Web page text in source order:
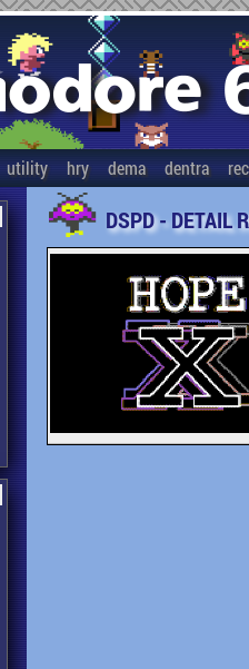
utility hry dema dentra
DSPD - DETAIL